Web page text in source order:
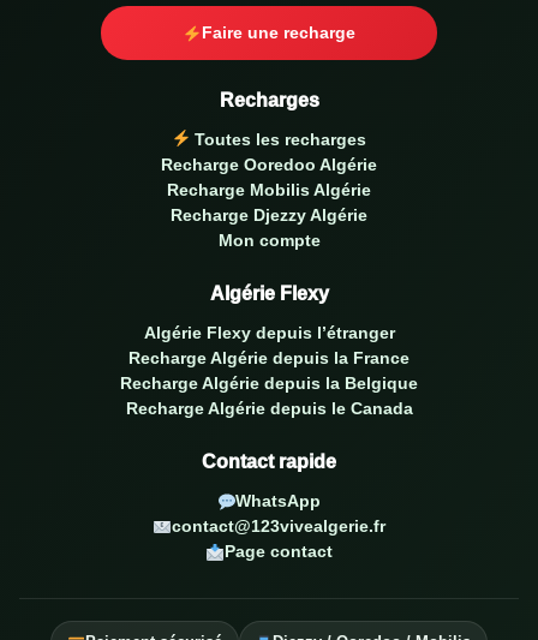
Faire une recharge
Recharges
Toutes les recharges
Recharge Ooredoo Algérie
Recharge Mobilis Algérie
Recharge Djezzy Algérie
Mon compte
Algérie Flexy
Algérie Flexy depuis l’étranger
Recharge Algérie depuis la France
Recharge Algérie depuis la Belgique
Recharge Algérie depuis le Canada
Contact rapide
WhatsApp
contact@123vivealgerie.fr
Page contact